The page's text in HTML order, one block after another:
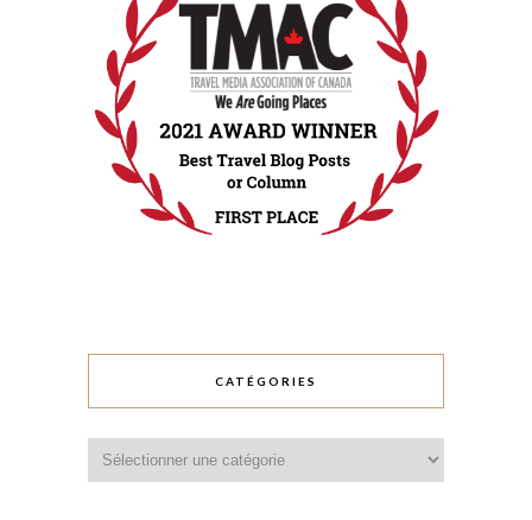
CATÉGORIES